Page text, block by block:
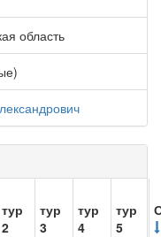
область
тур
2
тур
3
тур
4
тур
5